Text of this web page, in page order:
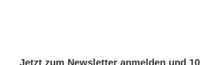
Jetzt zum Newsletter anmelden und 10